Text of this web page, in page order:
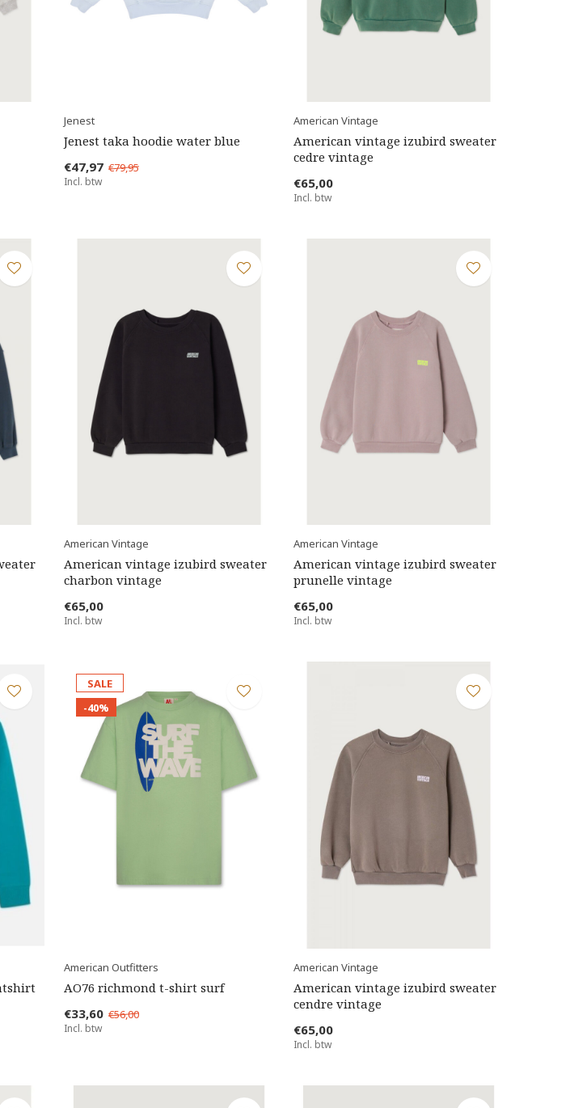
Jenest
Jenest taka hoodie water blue
€47,97 €79,95
Incl. btw
American Vintage
American vintage izubird sweater
cedre vintage
€65,00
Incl. btw
American Vintage
American vintage izubird sweater
charbon vintage
€65,00
Incl. btw
American Vintage
American vintage izubird sweater
prunelle vintage
€65,00
Incl. btw
SALE
-40%
American Outfitters
AO76 richmond t-shirt surf
€33,60 €56,00
Incl. btw
American Vintage
American vintage izubird sweater
cendre vintage
€65,00
Incl. btw